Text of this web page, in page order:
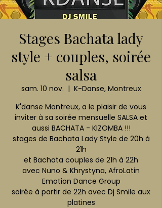
Stages Bachata lady
style + couples, soirée
salsa
sam. 10 nov.
  |
K-Danse, Montreux
K'danse Montreux, a le plaisir de vous
inviter à sa soirée mensuelle SALSA et
aussi BACHATA - KIZOMBA !!!
stages de Bachata Lady Style de 20h à
21h
et Bachata couples de 21h à 22h
avec Nuno & Khrystyna, AfroLatin
Emotion Dance Group
soirée à partir de 22h avec Dj Smile aux
platines